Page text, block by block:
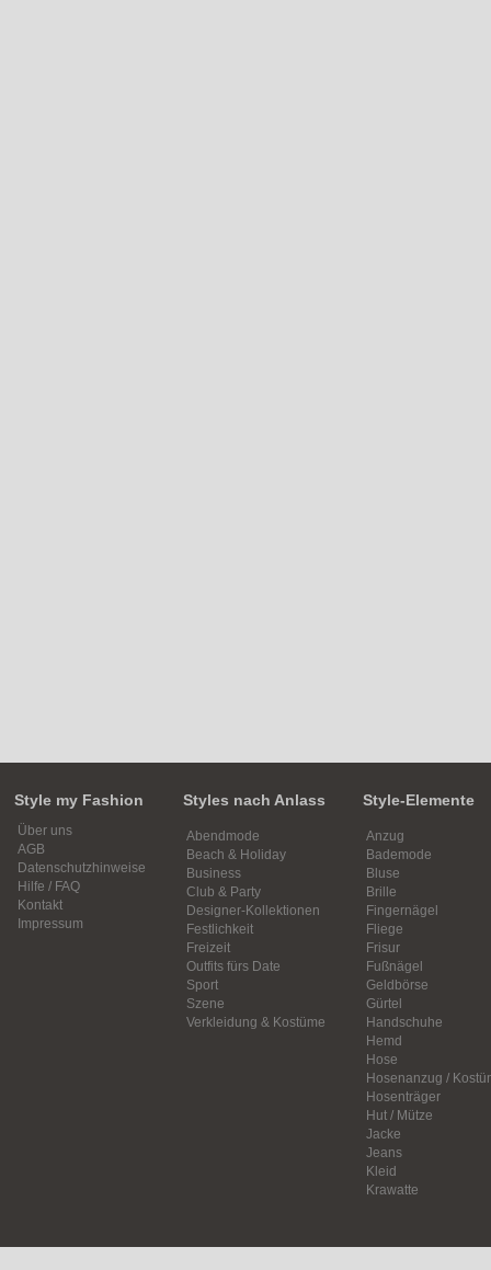
Style my Fashion
Über uns
AGB
Datenschutzhinweise
Hilfe / FAQ
Kontakt
Impressum
Styles nach Anlass
Abendmode
Beach & Holiday
Business
Club & Party
Designer-Kollektionen
Festlichkeit
Freizeit
Outfits fürs Date
Sport
Szene
Verkleidung & Kostüme
Style-Elemente
Anzug
Bademode
Bluse
Brille
Fingernägel
Fliege
Frisur
Fußnägel
Geldbörse
Gürtel
Handschuhe
Hemd
Hose
Hosenanzug /
Hosenträger
Hut / Mütze
Jacke
Jeans
Kleid
Krawatte